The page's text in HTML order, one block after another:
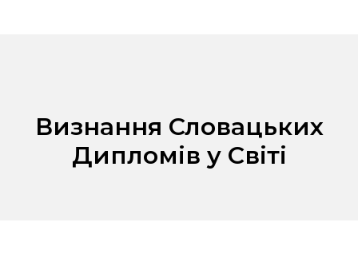
Визнання Словацьких
Дипломів у Світі